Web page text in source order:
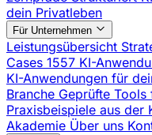
dein Privatleben
Für Unternehmen
Leistungsübersicht
Cases 1557 KI-
KI-Anwendungen für
Branche Geprüfte Tools
Praxisbeispiele aus der
Akademie Über uns